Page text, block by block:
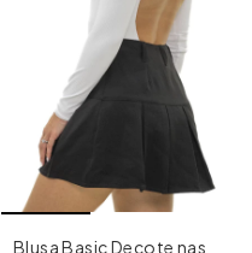
Blusa Basic Decote nas